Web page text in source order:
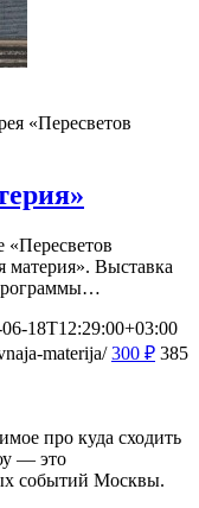
«Пересветов
материя». Выставка
18T12:29:00+03:00
materija/ 300 ₽ 385
про куда сходить
— это
событий Москвы.